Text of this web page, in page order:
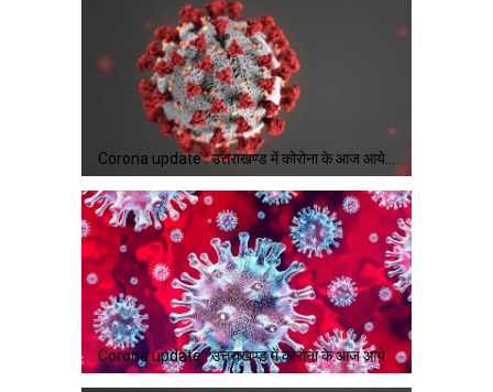
Corona update : उत्तराखण्ड में कोरोना के आज आये…
Corona update : उत्तराखण्ड में कोरोना के आज आये…